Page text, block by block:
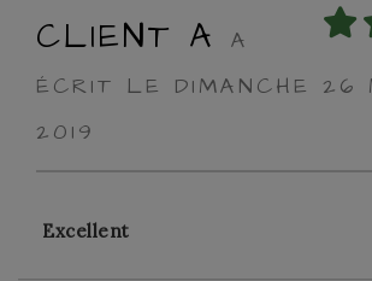
CLIENT A
A
ÉCRIT LE DIMANCHE 26
2019
Excellent